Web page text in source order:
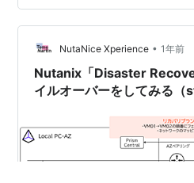
目次 1.今回の環境 2. Nearsync
ーの作成 3. 作成されたリカバ
環境 AOS: 7.0.1AHV: 10.0.1Pris…
NutaNice Xperience • 1年前
Nutanix「Disaster
イルオーバーをしてみる